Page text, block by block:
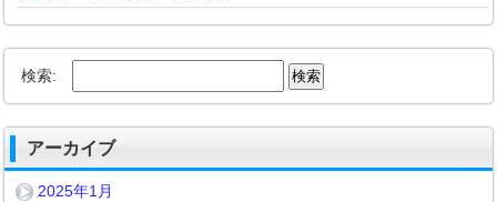
検索:
アーカイブ
2025年1月